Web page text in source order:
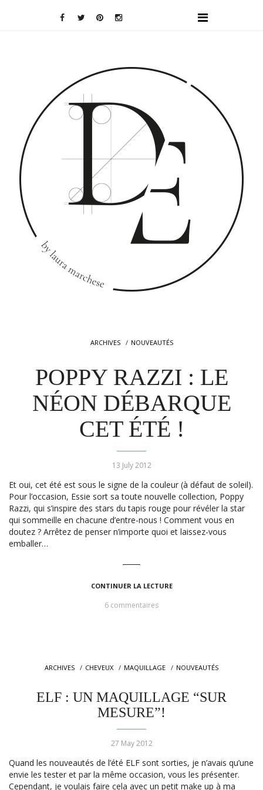
DOMINO
EFFECT
ARCHIVES NOUVEAUTÉS
POPPY RAZZI : LE
NÉON DÉBARQUE
CET ÉTÉ !
13 July 2012
Et oui, cet été est sous le signe de la couleur (à défaut de soleil).
Pour l’occasion, Essie sort sa toute nouvelle collection, Poppy
Razzi, qui s’inspire des stars du tapis rouge pour révéler la star
qui sommeille en chacune d’entre-nous ! Comment vous en
doutez ? Arrêtez de penser n’importe quoi et laissez-vous
emballer…
CONTINUER LA LECTURE
6 commentaires
ARCHIVES CHEVEUX MAQUILLAGE NOUVEAUTÉS
ELF : UN MAQUILLAGE “SUR
MESURE”!
27 May 2012
Quand les nouveautés de l’été ELF sont sorties, je n’avais qu’une
envie les tester et par la même occasion, vous les présenter.
Cependant, je voulais faire cela avec un petit make up à ma